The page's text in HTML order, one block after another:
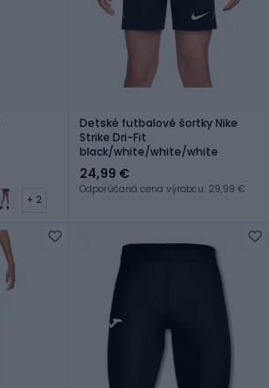
+ 2
Detské futbalové šortky Nike
Strike Dri-Fit
black/white/white/white
24,99 €
Odporúčaná cena výrobcu: 29,99 €